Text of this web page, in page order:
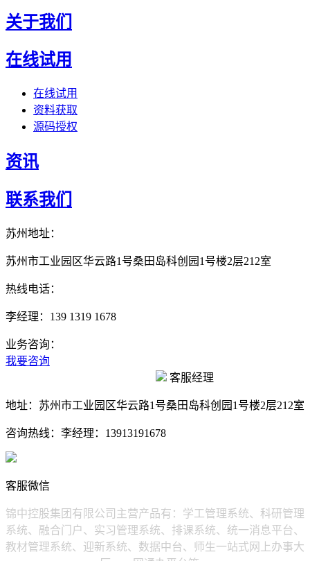
关于我们
在线试用
在线试用
资料获取
源码授权
资讯
联系我们
苏州地址：
苏州市工业园区华云路1号桑田岛科创园1号楼2层212室
热线电话：
李经理：139 1319 1678
业务咨询：
我要咨询
客服经理
地址： 苏州市工业园区华云路1号桑田岛科创园1号楼2层212室
咨询热线： 李经理：13913191678
客服微信
锦中控股集团有限公司主营产品有：学工管理系统、科研管理
系统、融合门户、实习管理系统、排课系统、统一消息平台、
教材管理系统、迎新系统、数据中台、师生一站式网上办事大